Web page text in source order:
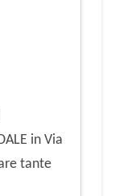
in Via
tante